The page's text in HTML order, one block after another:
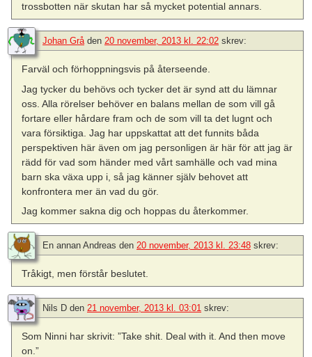
trossbotten när skutan har så mycket potential annars.
Johan Gråden 20 november, 2013 kl. 22:02 skrev:
Farväl och förhoppningsvis på återseende.
Jag tycker du behövs och tycker det är synd att du lämnar
oss. Alla rörelser behöver en balans mellan de som vill gå
fortare eller hårdare fram och de som vill ta det lugnt och
vara försiktiga. Jag har uppskattat att det funnits båda
perspektiven här även om jag personligen är här för att jag är
rädd för vad som händer med vårt samhälle och vad mina
barn ska växa upp i, så jag känner själv behovet att
konfrontera mer än vad du gör.
Jag kommer sakna dig och hoppas du återkommer.
En annan Andreas den 20 november, 2013 kl. 23:48 skrev:
Tråkigt, men förstår beslutet.
Nils D den 21 november, 2013 kl. 03:01 skrev:
Som Ninni har skrivit: ”Take shit. Deal with it. And then move
on.”